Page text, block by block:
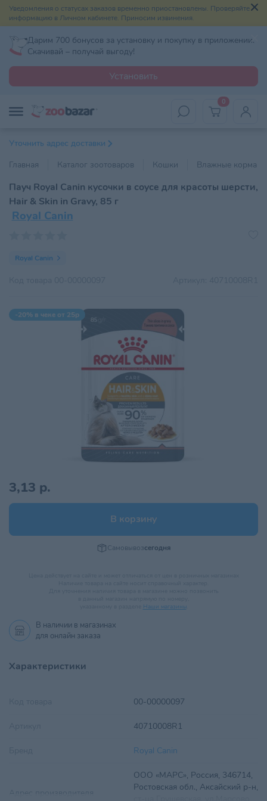
Уведомления о статусах заказов временно приостановлены. Проверяйте
информацию в Личном кабинете. Приносим извинения.
Дарим 700 бонусов за установку и покупку в приложении.
Скачивай – получай выгоду!
Установить
0
Уточнить адрес доставки
Главная
Каталог зоотоваров Кошки Влажные корма
Пауч Royal Canin кусочки в соусе для красоты шерсти,
Hair & Skin in Gravy, 85 г
Royal Canin
Royal Canin
-20% в чеке от 25р
3,13 р.
В корзину
Самовывозсегодня
Наши магазины.
В наличии в магазинах
для онлайн заказа
Характеристики
00-00000097
40710008R1
Royal Canin
ООО «МАРС», Россия, 346714,
Ростовская обл., Аксайский р-н,